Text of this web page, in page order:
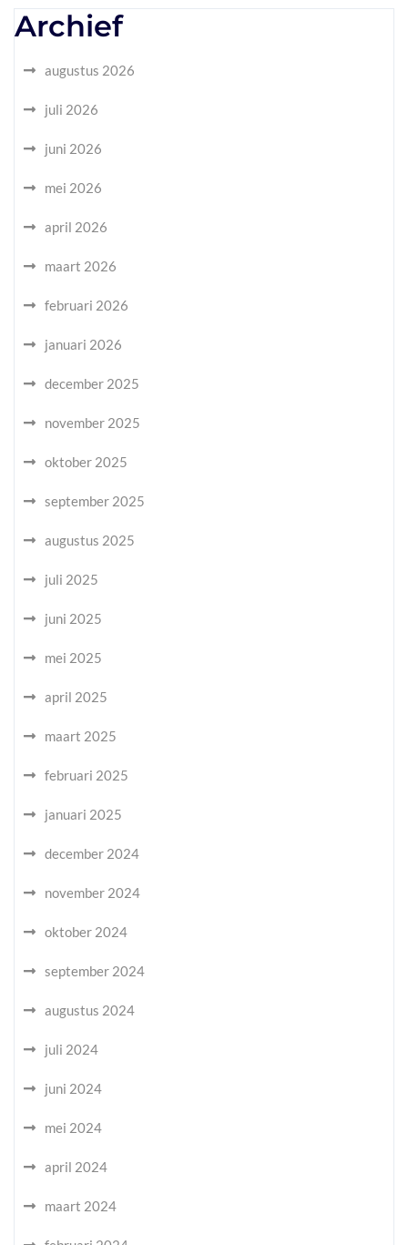
Archief
augustus 2026
juli 2026
juni 2026
mei 2026
april 2026
maart 2026
februari 2026
januari 2026
december 2025
november 2025
oktober 2025
september 2025
augustus 2025
juli 2025
juni 2025
mei 2025
april 2025
maart 2025
februari 2025
januari 2025
december 2024
november 2024
oktober 2024
september 2024
augustus 2024
juli 2024
juni 2024
mei 2024
april 2024
maart 2024